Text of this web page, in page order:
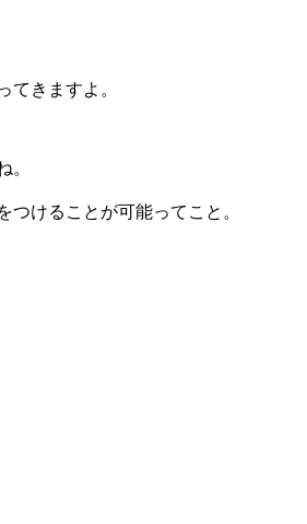
きますよ。
。
けることが可能ってこと。